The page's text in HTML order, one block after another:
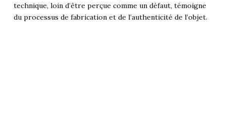
technique, loin d’être perçue comme un défaut, témoigne
du processus de fabrication et de l’authenticité de l’objet.